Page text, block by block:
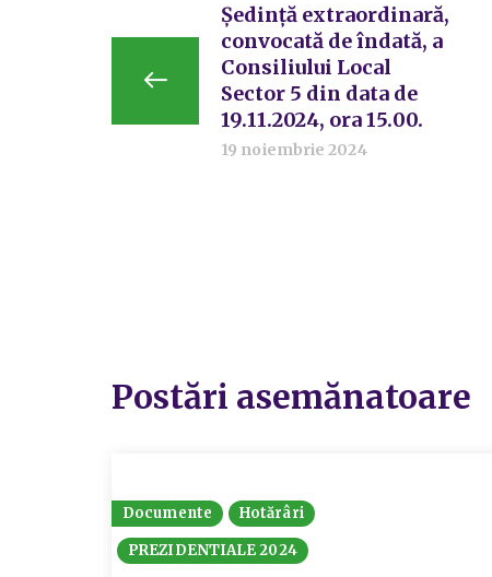
Ședință extraordinară,
convocată de îndată, a
Consiliului Local
Sector 5 din data de
19.11.2024, ora 15.00.
19 noiembrie 2024
Postări asemănatoare
Documente
Hotărâri
PREZIDENTIALE 2024